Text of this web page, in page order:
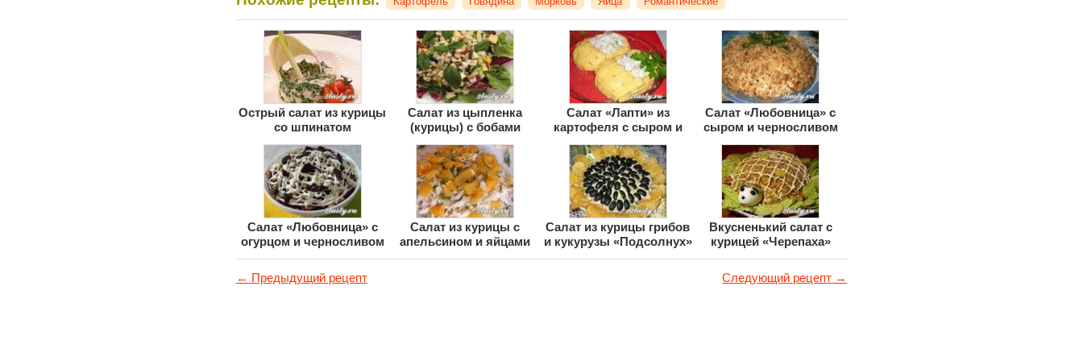
Острый салат из курицы
со шпинатом
Салат из цыпленка
(курицы) с бобами
Салат «Лапти» из
картофеля с сыром и
ветчиной
Салат «Любовница» с
сыром и черносливом
Салат «Любовница» с
огурцом и черносливом
Салат из курицы с
апельсином и яйцами
Салат из курицы грибов
и кукурузы «Подсолнух»
Вкусненький салат с
курицей «Черепаха»
← Предыдущий рецепт Следующий рецепт →